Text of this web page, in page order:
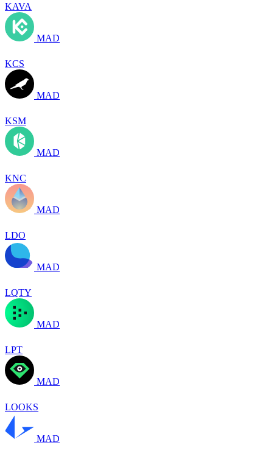
KAVA
MAD
KCS
MAD
KSM
MAD
KNC
MAD
LDO
MAD
LQTY
MAD
LPT
MAD
LOOKS
MAD